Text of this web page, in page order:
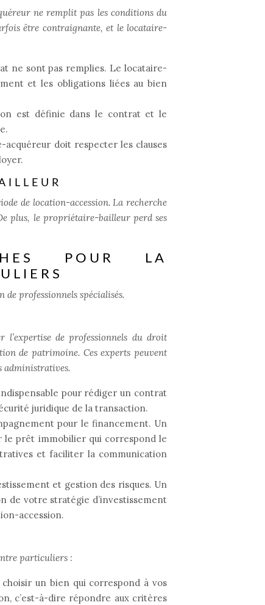
ne remplit pas les conditions du
être contraignante, et le locataire-
ne sont pas remplies. Le locataire-
et les obligations liées au bien
est définie dans le contrat et le
doit respecter les clauses
de location-accession. La recherche
plus, le propriétaire-bailleur perd ses
POUR LA
professionnels spécialisés.
de professionnels du droit
de patrimoine. Ces experts peuvent
administratives.
pour rédiger un contrat
juridique de la transaction.
pour le financement. Un
le prêt immobilier qui correspond le
et faciliter la communication
et gestion des risques. Un
de votre stratégie d’investissement
accession.
particuliers :
un bien qui correspond à vos
c’est-à-dire répondre aux critères